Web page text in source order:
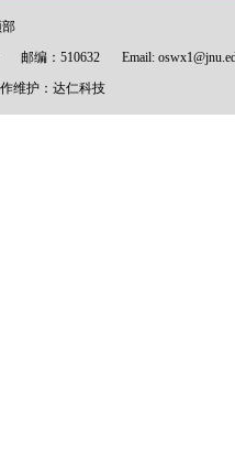
邮编：510632
Email:
维护： 达仁科技